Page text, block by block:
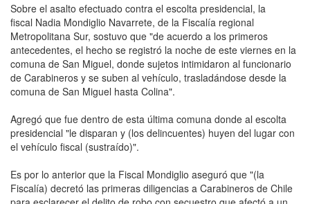
Sobre el asalto efectuado contra el escolta presidencial, la
fiscal Nadia Mondiglio Navarrete, de la Fiscalía regional
Metropolitana Sur, sostuvo que "de acuerdo a los primeros
antecedentes, el hecho se registró la noche de este viernes en la
comuna de San Miguel, donde sujetos intimidaron al funcionario
de Carabineros y se suben al vehículo, trasladándose desde la
comuna de San Miguel hasta Colina".
Agregó que fue dentro de esta última comuna donde al escolta
presidencial "le disparan y (los delincuentes) huyen del lugar con
el vehículo fiscal (sustraído)".
Es por lo anterior que la Fiscal Mondiglio aseguró que "(la
Fiscalía) decretó las primeras diligencias a Carabineros de Chile